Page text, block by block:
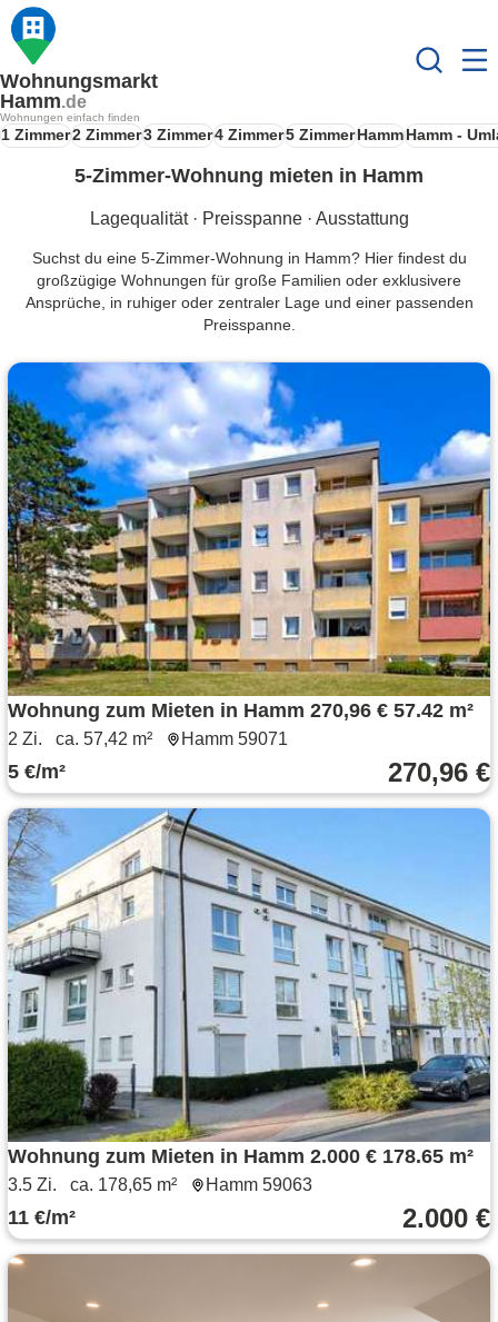
Wohnungsmarkt
Hamm.de
Wohnungen einfach finden
1 Zimmer2 Zimmer3 Zimmer4 Zimmer5 Zimmer Hamm Hamm -
5-Zimmer-Wohnung mieten in Hamm
Lagequalität · Preisspanne · Ausstattung
Suchst du eine 5-Zimmer-Wohnung in Hamm? Hier findest du
großzügige Wohnungen für große Familien oder exklusivere
Ansprüche, in ruhiger oder zentraler Lage und einer passenden
Preisspanne.
Wohnung zum Mieten in Hamm 270,96 € 57.42 m²
2 Zi. ca. 57,42 m² Hamm 59071
5 €/m² 270,96 €
Wohnung zum Mieten in Hamm 2.000 € 178.65 m²
3.5 Zi. ca. 178,65 m² Hamm 59063
11 €/m² 2.000 €